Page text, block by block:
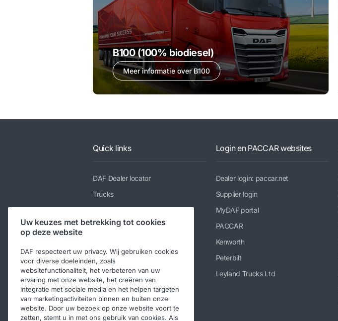
B100 (100% biodiesel)
Meer informatie over B100
Quick links
DAF Dealer locator
Trucks
Diensten
Nieuws en media
Over DAF
Contact DAF Nederland
Code of Conduct
Login en PACCAR websites
Dealer login: paccar.net
Supplier login
MyDAF portal
PACCAR
Kenworth
Peterbilt
Leyland Trucks Ltd
Uw keuzes met betrekking tot cookies
op deze website
DAF respecteert uw privacy. Wij gebruiken cookies
voor diverse doeleinden, zoals
websitefunctionaliteit, het verbeteren van uw
ervaring met onze website, het creëren van
integratie met sociale media en het helpen targeten
van marketingactiviteiten binnen en buiten onze
website. Door uw bezoek op onze website voort te
zetten, stemt u in met ons gebruik van cookies. Als